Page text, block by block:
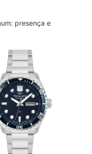
presença e